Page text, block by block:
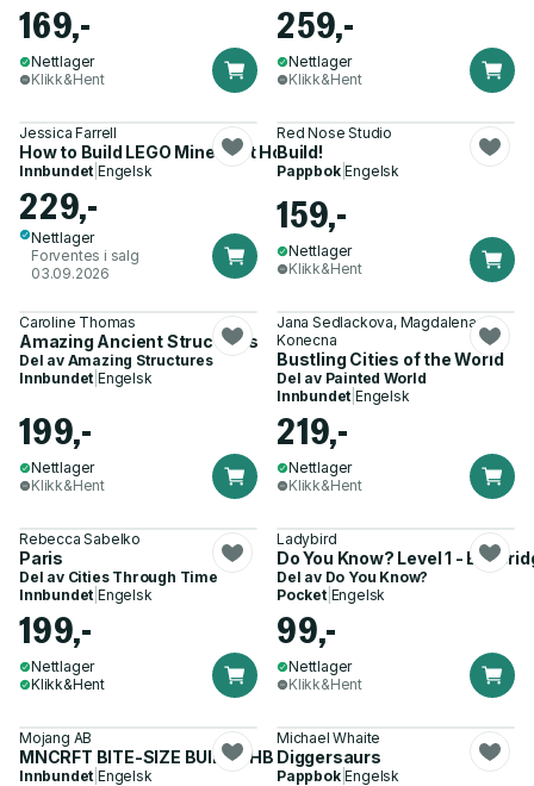
169,-
Nettlager
Klikk&Hent
259,-
Nettlager
Klikk&Hent
Jessica Farrell
How to Build LEGO Minecraft Houses
Innbundet |Engelsk
229,-
Nettlager
Forventes i salg
03.09.2026
Red Nose Studio
Build!
Pappbok|Engelsk
159,-
Nettlager
Klikk&Hent
Caroline Thomas
Amazing Ancient Structures
Del av Amazing Structures
Innbundet |Engelsk
199,-
Nettlager
Klikk&Hent
Jana Sedlackova, Magdalena
Konecna
Bustling Cities of the World
Del av Painted World
Innbundet |Engelsk
219,-
Nettlager
Klikk&Hent
Rebecca Sabelko
Paris
Del av Cities Through Time
Innbundet |Engelsk
199,-
Nettlager
Klikk&Hent
Ladybird
Do You Know? Level 1 - Big
Del av Do You Know?
Pocket| Engelsk
99,-
Nettlager
Klikk&Hent
Mojang AB
MNCRFT BITE-SIZE BUILDS HB
Innbundet |Engelsk
Michael Whaite
Diggersaurs
Pappbok|Engelsk